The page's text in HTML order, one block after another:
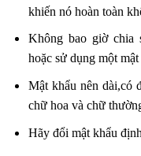
khiến nó hoàn toàn
Không bao giờ chia
hoặc sử dụng một
Mật khẩu nên dài,có
chữ hoa và chữ
Hãy đổi mật khẩu